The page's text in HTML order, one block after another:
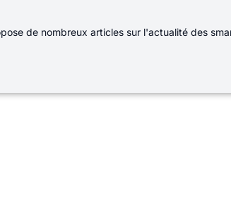
de nombreux articles sur l'actualité des